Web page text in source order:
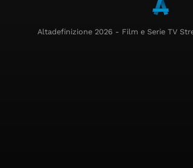
Altadefinizione 2026 - Film e Serie TV